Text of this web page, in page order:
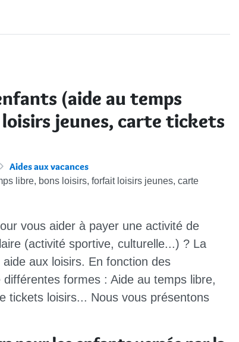
(aide au temps
jeunes, carte tickets
Aides aux vacances
libre, bons loisirs, forfait loisirs jeunes, carte
vous aider à payer une activité de
(activité sportive, culturelle...) ? La
aux loisirs. En fonction des
formes : Aide au temps libre,
tickets loisirs... Nous vous présentons